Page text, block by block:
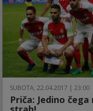
SUBOTA, 22.04.2017 | 23:00
Priča: Jedino